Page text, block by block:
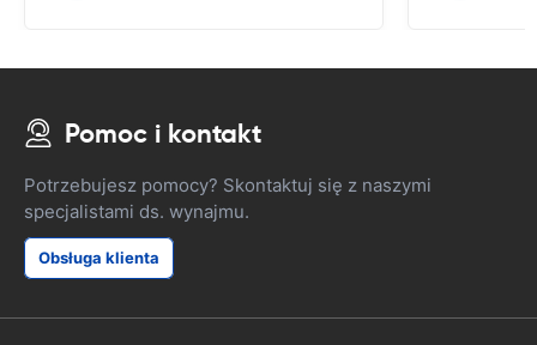
Pomoc i kontakt
Potrzebujesz pomocy? Skontaktuj się z naszymi
specjalistami ds. wynajmu.
Obsługa klienta